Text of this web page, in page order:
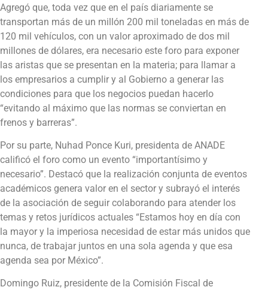
Agregó que, toda vez que en el país diariamente se
transportan más de un millón 200 mil toneladas en más de
120 mil vehículos, con un valor aproximado de dos mil
millones de dólares, era necesario este foro para exponer
las aristas que se presentan en la materia; para llamar a
los empresarios a cumplir y al Gobierno a generar las
condiciones para que los negocios puedan hacerlo
“evitando al máximo que las normas se conviertan en
frenos y barreras”.
Por su parte, Nuhad Ponce Kuri, presidenta de ANADE
calificó el foro como un evento “importantísimo y
necesario”. Destacó que la realización conjunta de eventos
académicos genera valor en el sector y subrayó el interés
de la asociación de seguir colaborando para atender los
temas y retos jurídicos actuales “Estamos hoy en día con
la mayor y la imperiosa necesidad de estar más unidos que
nunca, de trabajar juntos en una sola agenda y que esa
agenda sea por México”.
Domingo Ruiz, presidente de la Comisión Fiscal de